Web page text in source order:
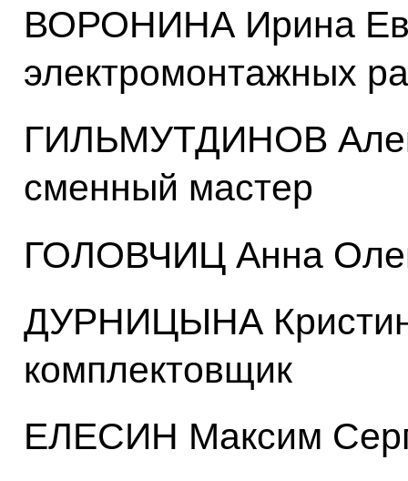
ВОРОНИНА Ирина
электромонтажных
ГИЛЬМУТДИНОВ
сменный мастер
ГОЛОВЧИЦ Анна
ДУРНИЦЫНА
комплектовщик
ЕЛЕСИН Максим